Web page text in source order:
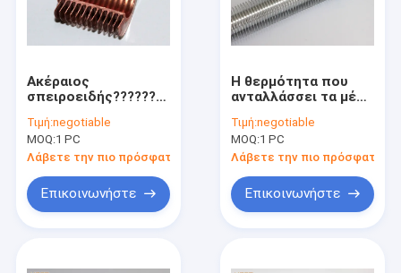
Ακέραιος
σπειροειδής??????????
νικελίου χαλκού με
τα υψηλά πτερύγια
για τη συμπύκνωση
του λέβητα
Τιμή:negotiable
MOQ:1 PC
Λάβετε την πιο πρόσφατη τιμή
Επικοινωνήστε
Η θερμότητα που
ανταλλάσσει τα μέρη
σπειροειδή??????????
ανταλλάκτη
σωλήνων αργιλίου/
σωλήνων πτερυγίων
Τιμή:negotiable
MOQ:1 PC
Λάβετε την πιο πρόσφατη
Επικοινωνήστε